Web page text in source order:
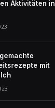
Aktivitäten in
mit